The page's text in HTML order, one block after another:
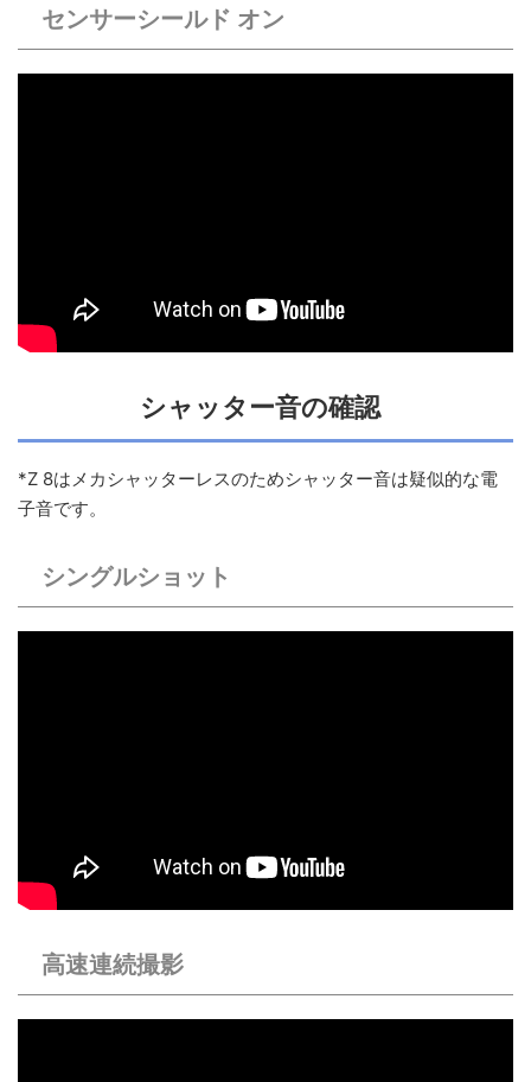
センサーシールド オン
シャッター音の確認
*Z 8はメカシャッターレスのためシャッター音は疑似的な電
子音です。
シングルショット
高速連続撮影